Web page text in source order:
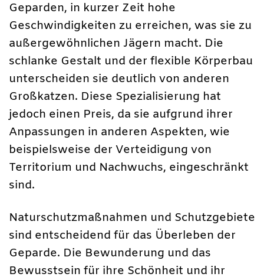
Geparden, in kurzer Zeit hohe
Geschwindigkeiten zu erreichen, was sie zu
außergewöhnlichen Jägern macht. Die
schlanke Gestalt und der flexible Körperbau
unterscheiden sie deutlich von anderen
Großkatzen. Diese Spezialisierung hat
jedoch einen Preis, da sie aufgrund ihrer
Anpassungen in anderen Aspekten, wie
beispielsweise der Verteidigung von
Territorium und Nachwuchs, eingeschränkt
sind.
Naturschutzmaßnahmen und Schutzgebiete
sind entscheidend für das Überleben der
Geparde. Die Bewunderung und das
Bewusstsein für ihre Schönheit und ihr